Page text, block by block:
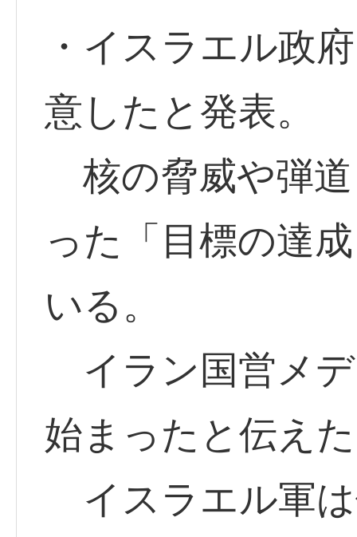
・イスラエル政
意したと発表。
核の脅威や弾
った「目標の達
いる。
イラン国営メ
始まったと伝え
イスラエル軍